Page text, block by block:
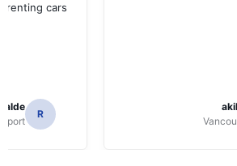
cars.
R